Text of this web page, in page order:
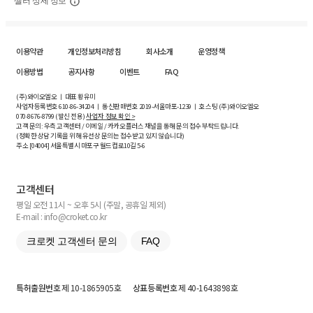
이용약관 개인정보처리방침 회사소개
운영정책
이용방법
공지사항 이벤트 FAQ
(주)와이오엘오 ㅣ 대표 황유미
사업자등록번호610-86-34204ㅣ 통신판매번호 2019-서울마포-1239 ㅣ 호스팅 (주)와이오엘오
070-8676-8799 (발신 전용)사업자 정보 확인 >
고객 문의: 우측 고객센터 / 이메일 / 카카오플러스 채널을 통해 문의 접수 부탁드립니다.
(정확한 상담 기록을 위해 유선상 문의는 접수받고 있지 않습니다)
주소 [04004] 서울특별시 마포구 월드컵로10길5-6
고객센터
평일 오전 11시 ~ 오후 5시 (주말, 공휴일 제외)
E-mail : info@croket.co.kr
크로켓 고객센터 문의 FAQ
특허출원번호제 10-1865905호 상표등록번호제 40-1643898호